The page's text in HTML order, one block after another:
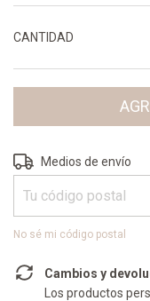
CANTIDAD
Entregas para el CP:
Medios de envío
No sé mi código postal
Cambios y
Los productos